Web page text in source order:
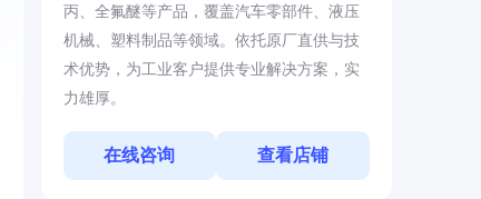
丙、全氟醚等产品，覆盖汽车零部件、液压
机械、塑料制品等领域。依托原厂直供与技
术优势，为工业客户提供专业解决方案，实
力雄厚。
在线咨询 查看店铺